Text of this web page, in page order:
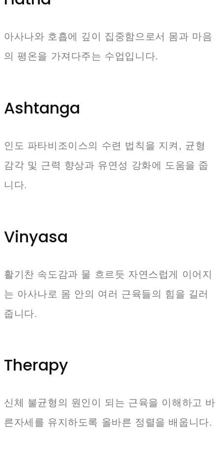
아사나와 호흡에 깊이 집중함으로서 몸과 마음
의 평온을 가져다주는 수업입니다.
Ashtanga
인도 파타비조이스의 수련 법칙을 지켜, 균형
감각 및 근력 향상과 유연성 강화에 도움을 줍
니다.
Vinyasa
활기찬 속도감과 물 흐르듯 자연스럽게 이어지
는 아사나로 몸 안의 여러 근육들의 힘을 길러
줍니다.
Therapy
신체 불균형의 원인이 되는 근육을 이해하고 바
른자세를 유지하도록 올바른 정렬을 배웁니다.